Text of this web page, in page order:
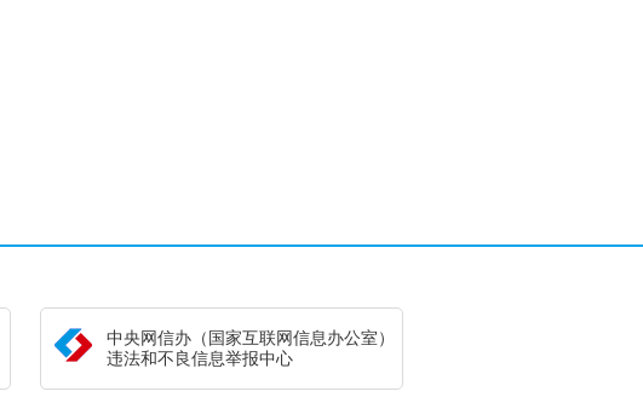
中央网信办（国家互联网信息办公室）
违法和不良信息举报中心